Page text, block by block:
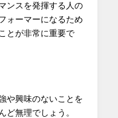
ンスを発揮する人の
ォーマーになるため
とが非常に重要で
や興味のないことを
ど無理でしょう。